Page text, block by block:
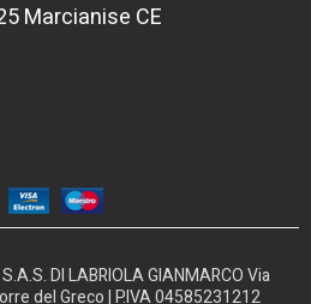
Marcianise CE
DI LABRIOLA GIANMARCO Via
del Greco | P.IVA 04585231212